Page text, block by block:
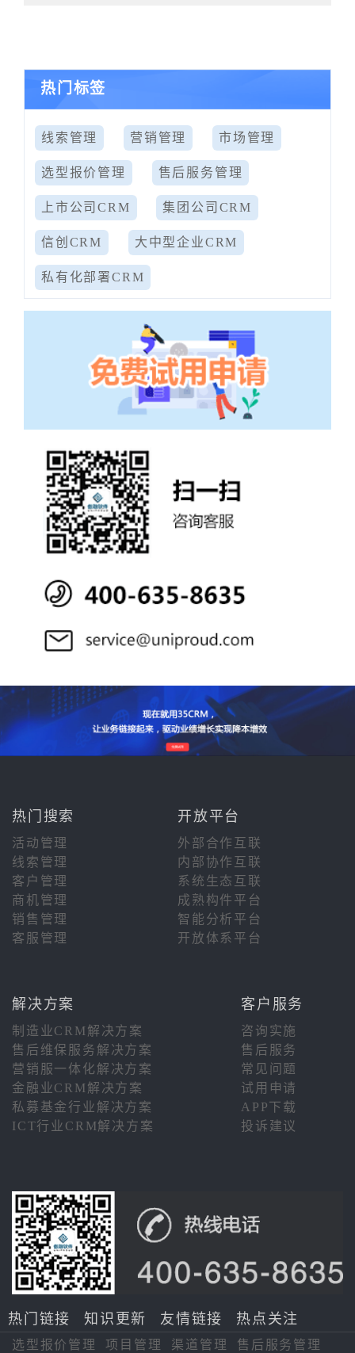
热门标签
线索管理 营销管理 市场管理
选型报价管理 售后服务管理
上市公司CRM 集团公司CRM
信创CRM 大中型企业CRM
私有化部署CRM
热门搜索 开放平台
活动管理
外部合作互联
线索管理
内部协作互联
客户管理
系统生态互联
商机管理
成熟构件平台
销售管理
智能分析平台
客服管理
开放体系平台
解决方案 客户服务
制造业CRM解决方案
咨询实施
售后维保服务解决方案
售后服务
营销服一体化解决方案
常见问题
金融业CRM解决方案
试用申请
私募基金行业解决方案
APP下载
ICT行业CRM解决方案
投诉建议
热门链接 知识更新 友情链接 热点关注
选型报价管理 项目管理 渠道管理 售后服务管理